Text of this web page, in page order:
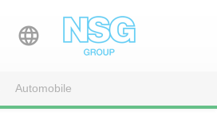

Automobile